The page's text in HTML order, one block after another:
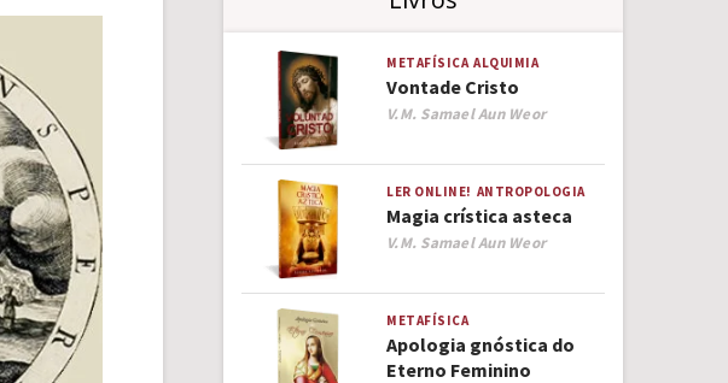
METAFÍSICA ALQUIMIA
Vontade Cristo
Author
V.M. Samael Aun Weor
LER ONLINE! ANTROPOLOGIA
Magia crística asteca
Author
V.M. Samael Aun Weor
METAFÍSICA
Apologia gnóstica do
Eterno Feminino